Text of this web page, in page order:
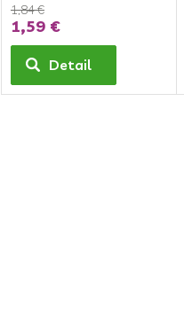
1,84 €
1,59 €
Detail